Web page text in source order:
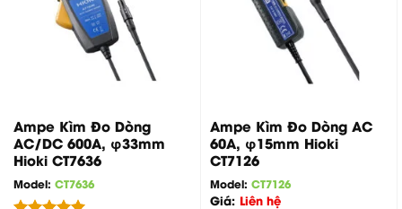
Ampe Kìm Đo Dòng
AC/DC 600A, φ33mm
Hioki CT7636
Model: CT7636
Ampe Kìm Đo Dòng AC
60A, φ15mm Hioki
CT7126
Model: CT7126
Giá: Liên hệ